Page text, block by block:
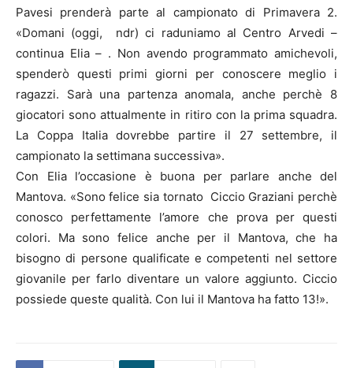
Pavesi prenderà parte al campionato di Primavera 2.
«Domani (oggi, ndr) ci raduniamo al Centro Arvedi –
continua Elia – . Non avendo programmato amichevoli,
spenderò questi primi giorni per conoscere meglio i
ragazzi. Sarà una partenza anomala, anche perchè 8
giocatori sono attualmente in ritiro con la prima squadra.
La Coppa Italia dovrebbe partire il 27 settembre, il
campionato la settimana successiva».
Con Elia l’occasione è buona per parlare anche del
Mantova. «Sono felice sia tornato Ciccio Graziani perchè
conosco perfettamente l’amore che prova per questi
colori. Ma sono felice anche per il Mantova, che ha
bisogno di persone qualificate e competenti nel settore
giovanile per farlo diventare un valore aggiunto. Ciccio
possiede queste qualità. Con lui il Mantova ha fatto 13!».